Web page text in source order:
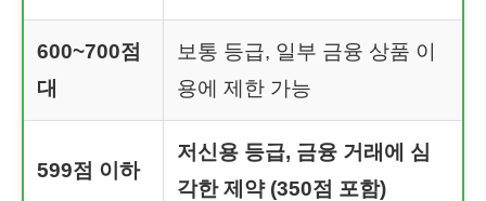
600~700점
대
보통 등급, 일부 금융 상품 이
용에 제한 가능
599점 이하
저신용 등급, 금융 거래에 심
각한 제약 (350점 포함)